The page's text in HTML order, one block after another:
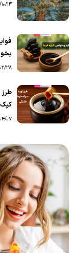
10/13
28
07